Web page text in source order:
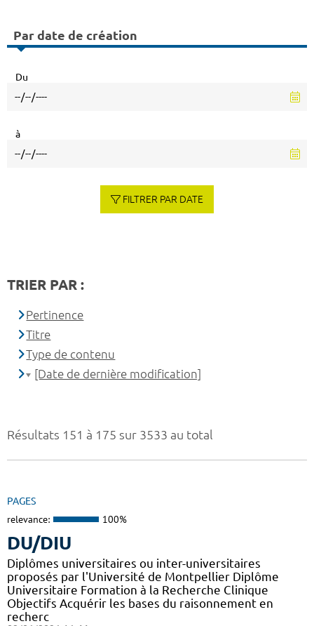
Résultats 151 à 175 sur 3533 au total
PAGES
relevance: 100%
DU/DIU
Diplômes universitaires ou inter-universitaires
proposés par l'Université de Montpellier Diplôme
Universitaire Formation à la Recherche Clinique
Objectifs Acquérir les bases du raisonnement en
recherc
Par date de création
Du
à
FILTRER PAR DATE
TRIER PAR :
Pertinence
Titre
Type de contenu
[Date de dernière modification]